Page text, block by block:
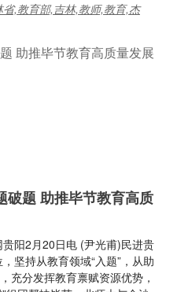
省,教育部,吉林,教师,教育,杰
破题 助推毕节教育高质
阳2月20日电 (尹光甫)民进贵
坚持从教育领域“入题”，从助
充分发挥教育禀赋资源优势，